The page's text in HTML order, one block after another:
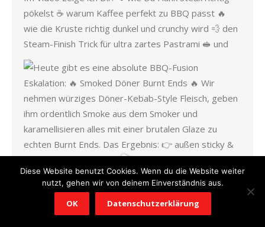
Diese Website benutzt Cookies. Wenn du die Website weiter
nutzt, gehen wir von deinem Einverständnis aus.
OK Datenschutzerklärung